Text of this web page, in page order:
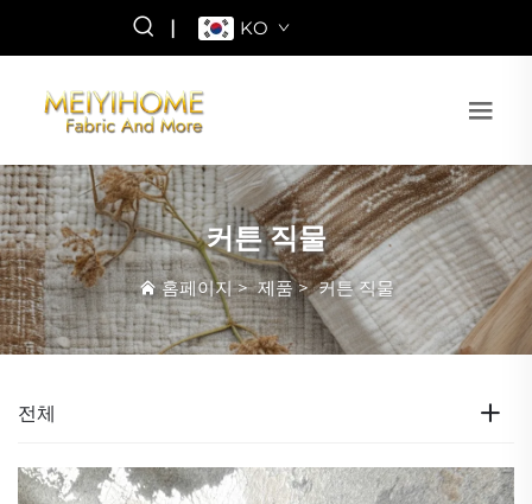
| KO
커튼 직물
홈페이지>제품>커튼 직물
전체